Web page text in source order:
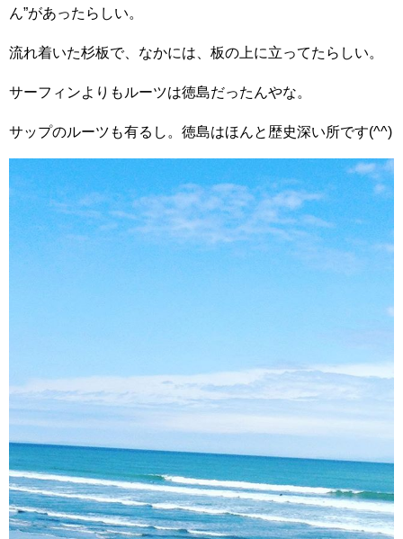
ん”があったらしい。
流れ着いた杉板で、なかには、板の上に立ってたらしい。
サーフィンよりもルーツは徳島だったんやな。
サップのルーツも有るし。徳島はほんと歴史深い所です(^^)